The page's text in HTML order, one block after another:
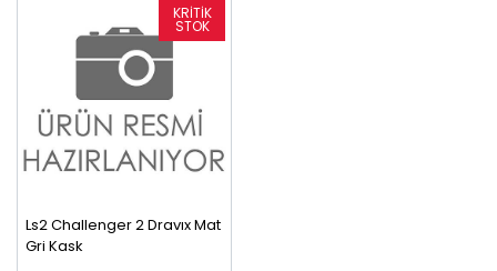
Ls2 Challenger 2 Dravıx Mat
Gri Kask